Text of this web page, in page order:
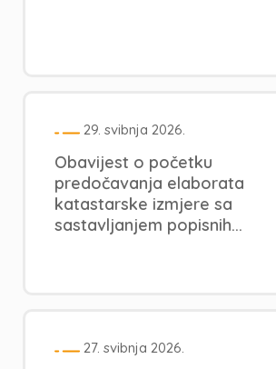
29. svibnja 2026.
Obavijest o početku
predočavanja elaborata
katastarske izmjere sa
sastavljanjem popisnih...
27. svibnja 2026.